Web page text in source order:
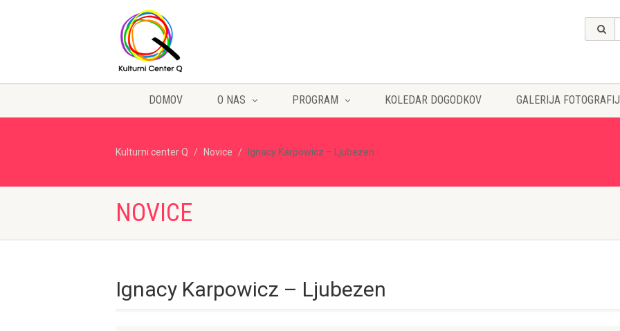
DOMOV O NAS PROGRAM KOLEDAR DOGODKOV GALERIJA FOTOGRAFIJ
Kulturni center Q Novice Ignacy Karpowicz – Ljubezen
NOVICE
Ignacy Karpowicz – Ljubezen